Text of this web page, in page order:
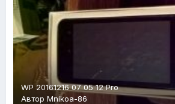
WP 20161216 07 05 12 Pro
Автор Mnikoa-86